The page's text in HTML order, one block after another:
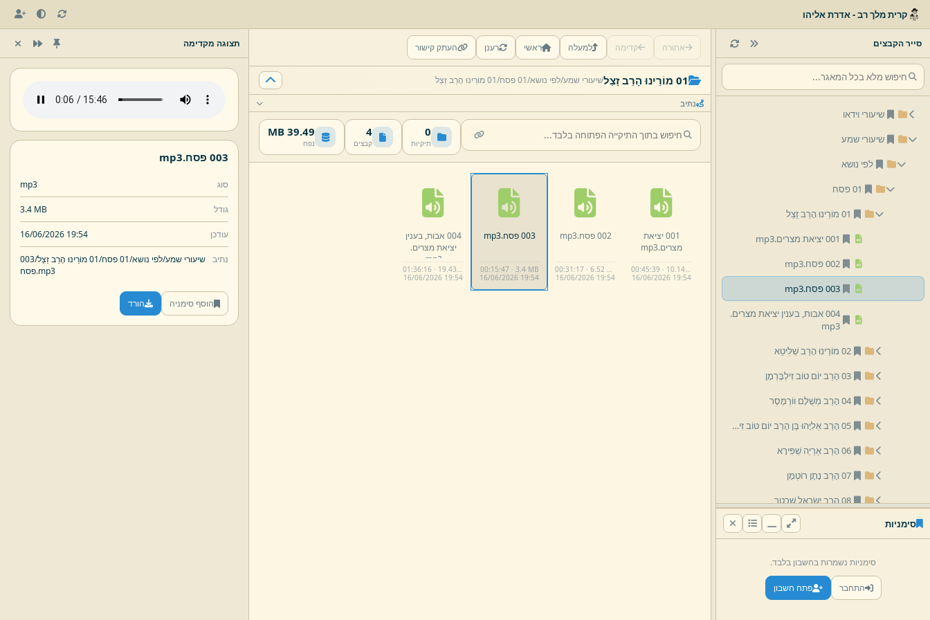
קרית מלך רב - אדרת אליהו
סייר הקבצים
שיעורי וידאו
שיעורי שמע
לפי נושא
01 פסח
01 מוֹרֵינוּ הָרַב זַצַל
001 יציאת מצרים.
mp3
002 פסח.
mp3
003 פסח.
mp3
004 אבות,
בענין יציאת מצרים.
mp3
02 מוֹרֵינוּ הָרַב שְׁלִּיטַא
03 הָרַב יוֹם טוֹב זִילְבֶּרְמָן
04 הָרַב מְשֻׁלָּם ווֹרְמָסֶר
05 הָרַב אֵלִיָּהוּ בֶּן הָרַב יוֹם טוֹב זִילְבֶּרְמָן
06 הָרַב אַרְיֵה שַׁפִּירָא
07 הָרַב נָתָן רוֹטְמָן
08 הָרַב יִשְׂרָאֵל שֶׁכְטֶר
11 הרב אליעזר וייס
סימניות
סימניות נשמרות בחשבון בלבד.
התחבר פתח חשבון
אחורה קדימה למעלה ראשי רענן העתק קישור
01 מוֹרֵינוּ הָרַב זַצַל שיעורי שמע/לפי נושא/01 פסח/ 01 מוֹרֵינוּ הָרַב זַצַל
נתיב
0
תיקיות
4
קבצים
39.49 MB
נפח
001 יציאת
מצרים.mp3
00:45:39 · 10.14 MB
16/06/2026 19:54
002 פסח. mp3
00:31:17 · 6.52 MB
16/06/2026 19:54
003 פסח. mp3
00:15:47 · 3.4 MB
16/06/2026 19:54
004 אבות,
בענין
יציאת מצרים.
mp3
01:36:16 · 19.43 MB
16/06/2026 19:54
תצוגה מקדימה
003 פסח. mp3
סוג mp3
גודל 3.4 MB
עודכן 16/06/2026 19:54
נתיב שיעורי שמע/לפי נושא/01 פסח/ 01 מוֹרֵינוּ הָרַב זַצַל/
003
פסח.mp3
הוסף סימניה הורד